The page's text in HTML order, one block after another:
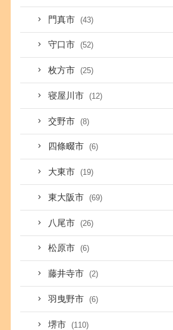
門真市 (43)
守口市 (52)
枚方市 (25)
寝屋川市 (12)
交野市 (8)
四條畷市 (6)
大東市 (19)
東大阪市 (69)
八尾市 (26)
松原市 (6)
藤井寺市 (2)
羽曳野市 (6)
堺市 (110)